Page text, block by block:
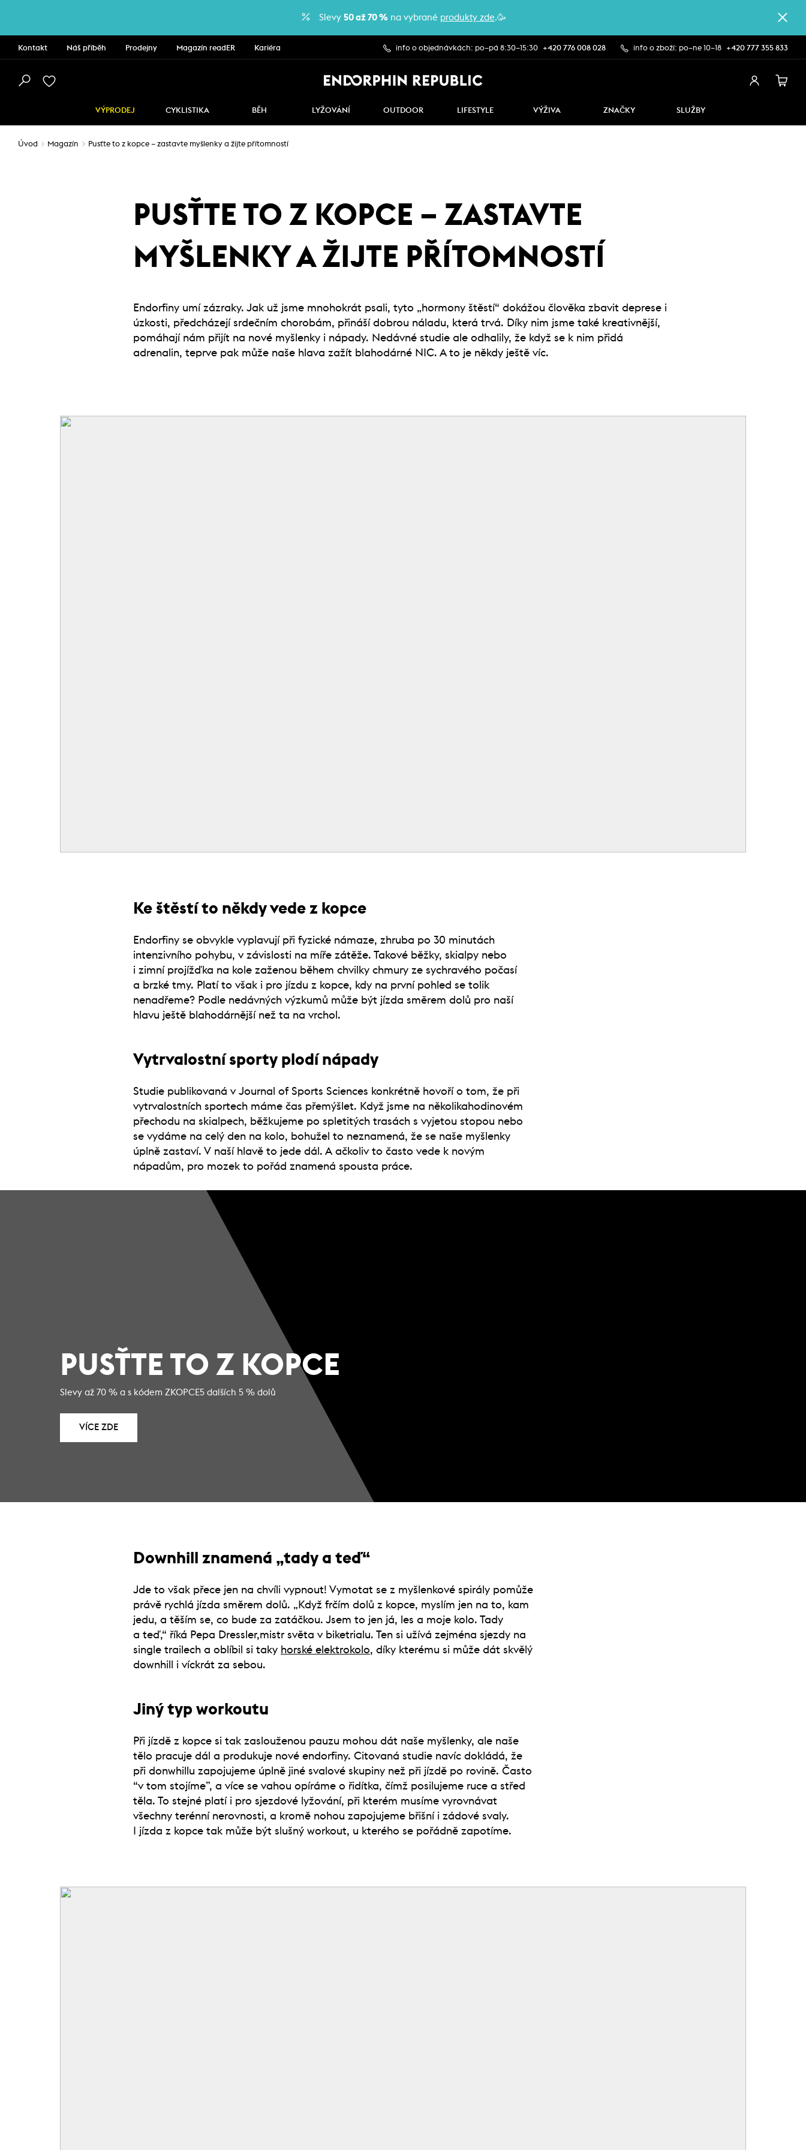
Slevy 50 až 70 % na vybrané produkty zde.🥳
Kontakt Náš příběh Prodejny Magazín readER Kariéra info o objednávkách: po–pá 8:30–15:30 +420 776 008 028 info o zboží: po–ne 10–18 +420 777 355 833
VÝPRODEJ CYKLISTIKA BĚH LYŽOVÁNÍ OUTDOOR LIFESTYLE VÝŽIVA ZNAČKY SLUŽBY
Úvod Magazín Pusťte to z kopce – zastavte myšlenky a žijte přítomností
PUSŤTE TO Z KOPCE – ZASTAVTE
MYŠLENKY A ŽIJTE PŘÍTOMNOSTÍ
Endorfiny umí zázraky. Jak už jsme mnohokrát psali, tyto „hormony štěstí“ dokážou člověka zbavit deprese i
úzkosti, předcházejí srdečním chorobám, přináší dobrou náladu, která trvá. Díky nim jsme také kreativnější,
pomáhají nám přijít na nové myšlenky i nápady. Nedávné studie ale odhalily, že když se k nim přidá
adrenalin, teprve pak může naše hlava zažít blahodárné NIC. A to je někdy ještě víc.
Ke štěstí to někdy vede z kopce
Endorfiny se obvykle vyplavují při fyzické námaze, zhruba po 30 minutách
intenzivního pohybu, v závislosti na míře zátěže. Takové běžky, skialpy nebo
i zimní projížďka na kole zaženou během chvilky chmury ze sychravého počasí
a brzké tmy. Platí to však i pro jízdu z kopce, kdy na první pohled se tolik
nenadřeme? Podle nedávných výzkumů může být jízda směrem dolů pro naší
hlavu ještě blahodárnější než ta na vrchol.
Vytrvalostní sporty plodí nápady
Studie publikovaná v Journal of Sports Sciences konkrétně hovoří o tom, že při
vytrvalostních sportech máme čas přemýšlet. Když jsme na několikahodinovém
přechodu na skialpech, běžkujeme po spletitých trasách s vyjetou stopou nebo
se vydáme na celý den na kolo, bohužel to neznamená, že se naše myšlenky
úplně zastaví. V naší hlavě to jede dál. A ačkoliv to často vede k novým
nápadům, pro mozek to pořád znamená spousta práce.
PUSŤTE TO Z KOPCE
Slevy až 70 % a s kódem ZKOPCE5 dalších 5 % dolů
VÍCE ZDE
Downhill znamená „tady a teď“
Jde to však přece jen na chvíli vypnout! Vymotat se z myšlenkové spirály pomůže
právě rychlá jízda směrem dolů. „Když frčím dolů z kopce, myslím jen na to, kam
jedu, a těším se, co bude za zatáčkou. Jsem to jen já, les a moje kolo. Tady
a teď,“ říká Pepa Dressler,mistr světa v biketrialu. Ten si užívá zejména sjezdy na
single trailech a oblíbil si taky horské elektrokolo, díky kterému si může dát skvělý
downhill i víckrát za sebou.
Jiný typ workoutu
Při jízdě z kopce si tak zaslouženou pauzu mohou dát naše myšlenky, ale naše
tělo pracuje dál a produkuje nové endorfiny. Citovaná studie navíc dokládá, že
při donwhillu zapojujeme úplně jiné svalové skupiny než při jízdě po rovině. Často
“v tom stojíme”, a více se vahou opíráme o řidítka, čímž posilujeme ruce a střed
těla. To stejné platí i pro sjezdové lyžování, při kterém musíme vyrovnávat
všechny terénní nerovnosti, a kromě nohou zapojujeme břišní i zádové svaly.
I jízda z kopce tak může být slušný workout, u kterého se pořádně zapotíme.